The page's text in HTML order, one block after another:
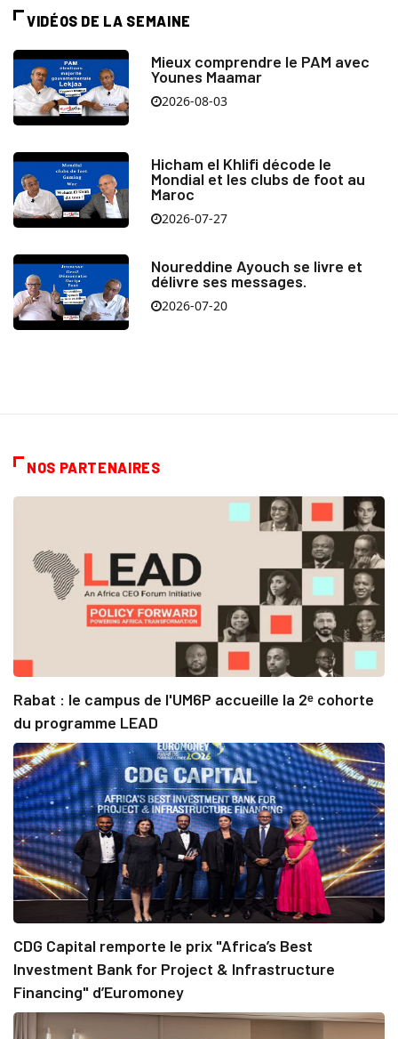
VIDÉOS DE LA SEMAINE
Mieux comprendre le PAM avec
Younes Maamar
2026-08-03
Hicham el Khlifi décode le
Mondial et les clubs de foot au
Maroc
2026-07-27
Noureddine Ayouch se livre et
délivre ses messages.
2026-07-20
NOS PARTENAIRES
Rabat : le campus de l'UM6P accueille la 2ᵉ cohorte
du programme LEAD
CDG Capital remporte le prix "Africa’s Best
Investment Bank for Project & Infrastructure
Financing" d’Euromoney